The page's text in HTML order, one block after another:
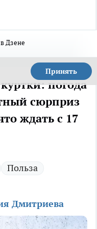
Дзене
Принять
погода
сюрприз
ждать с 17
Польза
Дмитриева